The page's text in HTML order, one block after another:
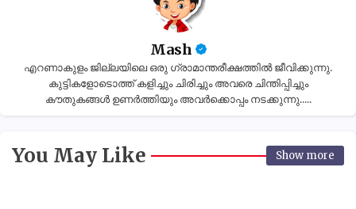
Mash
എറണാകുളം ജില്ലയിലെ ഒരു ഗ്രാമാന്തരീക്ഷത്തിൽ ജീവിക്കുന്നു.
കുട്ടികളോടൊത്ത് കളിച്ചും ചിരിച്ചും അവരെ ചിന്തിപ്പിച്ചും
കൗതുകങ്ങൾ ഉണർത്തിയും അവർക്കൊപ്പം നടക്കുന്നു.....
You May Like Show more